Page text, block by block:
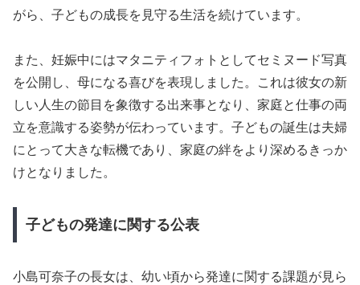
がら、子どもの成長を見守る生活を続けています。
また、妊娠中にはマタニティフォトとしてセミヌード写真
を公開し、母になる喜びを表現しました。これは彼女の新
しい人生の節目を象徴する出来事となり、家庭と仕事の両
立を意識する姿勢が伝わっています。子どもの誕生は夫婦
にとって大きな転機であり、家庭の絆をより深めるきっか
けとなりました。
子どもの発達に関する公表
小島可奈子の長女は、幼い頃から発達に関する課題が見ら